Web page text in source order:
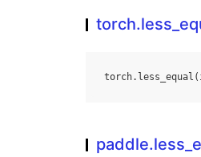
torch. less_equal (